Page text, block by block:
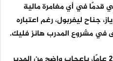
قدمًا في أي مغامرة مالية
جناح ليفربول، رغم اعتباره
في مشروع المدرب هانز فليك.